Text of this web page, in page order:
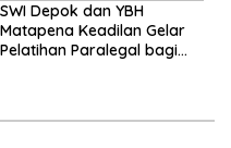
SWI Depok dan YBH
Matapena Keadilan Gelar
Pelatihan Paralegal bagi